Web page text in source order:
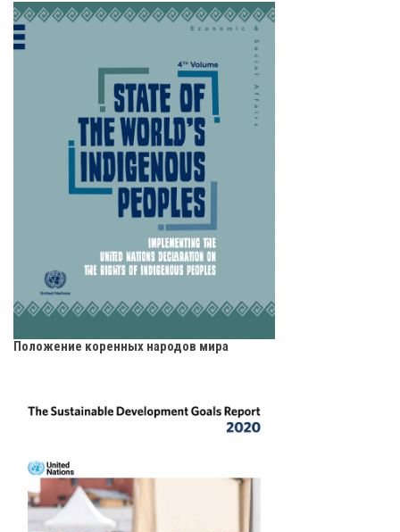
Положение коренных народов мира